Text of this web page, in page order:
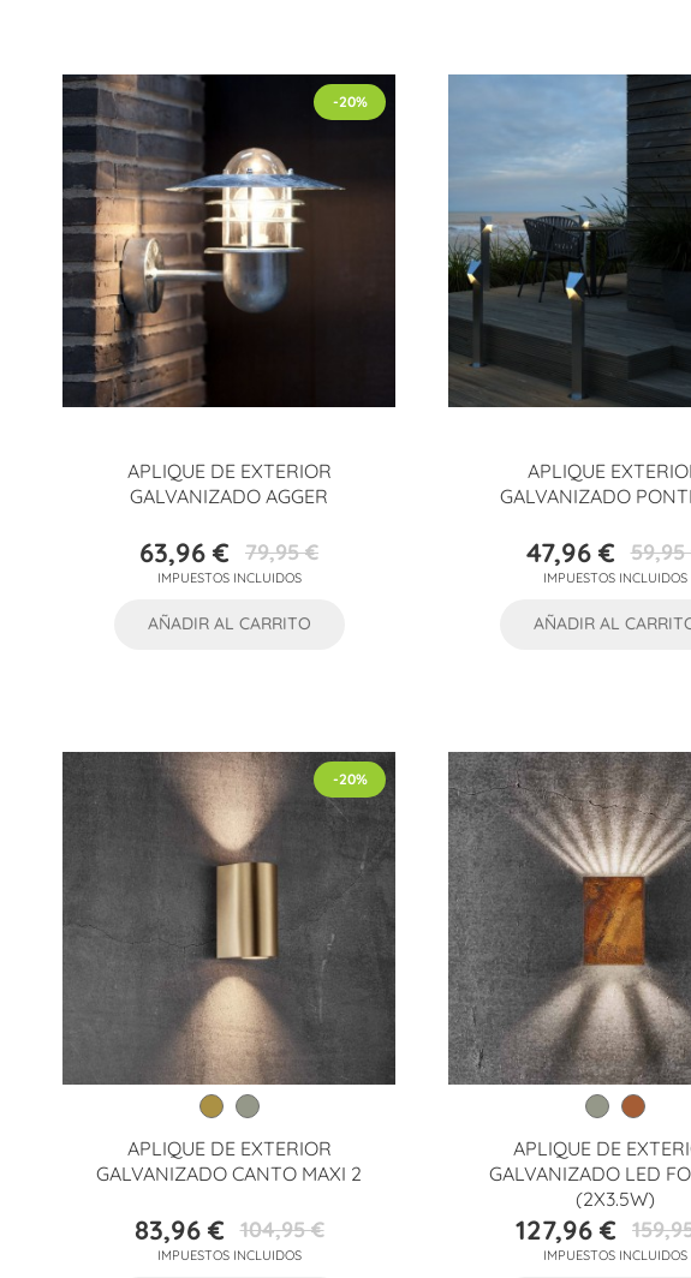
APLIQUE DE EXTERIOR
GALVANIZADO AGGER
Precio
63,96 €Precio
base
79,95 €
IMPUESTOS INCLUIDOS
-20%
AÑADIR AL CARRITO
APLIQUE
GALVANIZADO
Precio
47,96 €Precio
base
59,95
IMPUESTOS INCLUIDOS
AÑADIR AL
APLIQUE DE EXTERIOR
GALVANIZADO CANTO MAXI 2
Precio
83,96 €
Precio
base
104,95 €
IMPUESTOS INCLUIDOS
-20%
APLIQUE DE
GALVANIZADO LED
(2X3.5W)
Precio
127,96 €Precio
base
IMPUESTOS INCLUIDOS